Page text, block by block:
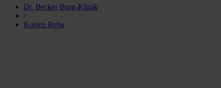
Dr. Becker Burg-Klinik
/
Kosten Reha